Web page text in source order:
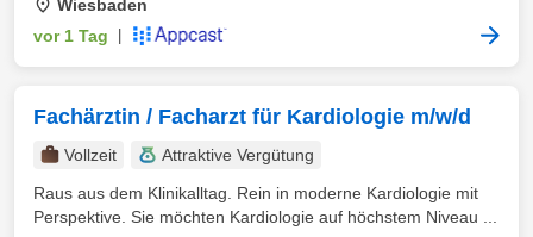
Wiesbaden
vor 1 Tag
Fachärztin / Facharzt für Kardiologie m/w/d
Vollzeit
Attraktive Vergütung
Raus aus dem Klinikalltag. Rein in moderne Kardiologie mit
Perspektive. Sie möchten Kardiologie auf höchstem Niveau ...